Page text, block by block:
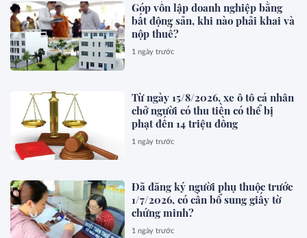
Góp vốn lập doanh nghiệp bằng
bất động sản, khi nào phải khai và
nộp thuế?
1 ngày trước
Từ ngày 15/8/2026, xe ô tô cá nhân
chở người có thu tiền có thể bị
phạt đến 14 triệu đồng
1 ngày trước
Đã đăng ký người phụ thuộc trước
1/7/2026, có cần bổ sung giấy tờ
chứng minh?
1 ngày trước